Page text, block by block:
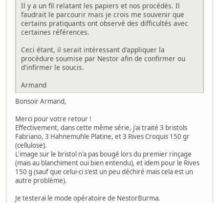
Il y a un fil relatant les papiers et nos procédés. Il
faudrait le parcourir mais je crois me souvenir que
certains pratiquants ont observé des difficultés avec
certaines références.
Ceci étant, il serait intéressant d'appliquer la
procédure soumise par Nestor afin de confirmer ou
d'infirmer le soucis.
Armand
Bonsoir Armand,
Merci pour votre retour !
Effectivement, dans cette même série, j'ai traité 3 bristols
Fabriano, 3 Hahnemuhle Platine, et 3 Rives Croquis 150 gr
(cellulose).
L'image sur le bristol n'a pas bougé lors du premier rinçage
(mais au blanchiment oui bien entendu), et idem pour le Rives
150 g (sauf que celui-ci s'est un peu déchiré mais cela est un
autre problème).
Je testerai le mode opératoire de NestorBurma.